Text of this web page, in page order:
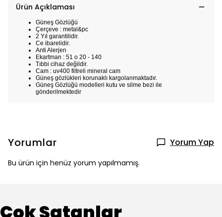
Ürün Açıklaması
Güneş Gözlüğü
Çerçeve : metal&pc
2 Yıl garantilidir.
Ce ibarelidir.
Anti Alerjen
Ekartman : 51 o 20 - 140
Tıbbi cihaz değildir.
Cam : uv400 filtreli mineral cam
Güneş gözlükleri korunaklı kargolanmaktadır.
Güneş Gözlüğü modelleri kutu ve silme bezi ile
gönderilmektedir
Yorumlar Yorum Yap
Bu ürün için henüz yorum yapılmamış.